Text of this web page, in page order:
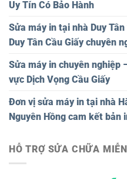
Uy Tín Có Bảo Hành
Sửa máy in tại nhà Duy
Duy Tân Cầu Giấy chuyên
Sửa máy in chuyên nghiệp
vực Dịch Vọng Cầu Giấy
Đơn vị sửa máy in tại nhà
Nguyên Hồng cam kết bản
HỖ TRỢ SỬA CHỮA